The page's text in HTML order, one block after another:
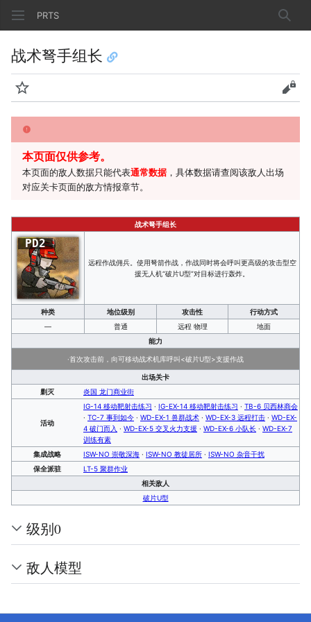
PRTS 搜索
战术弩手组长
监视 查看
本页面仅供参考。
本页面的敌人数据只能代表通常数据 ，具体数据请查阅该敌人出场
对应关卡页面的敌方情报章节。
战术弩手组长
PD2
远程作战佣兵。使用弩箭作战，作战同时将会呼叫更高级的攻击型空
援无人机“破片U型”对目标进行轰炸。
种类 地位级别 攻击性
行动方式
—
普通 远程 物理
地面
能力
·首次攻击前，向可移动战术机库呼叫<破片U型>支援作战
出场关卡
剿灭
炎国 龙门商业街
活动
IG-14 移动靶射击练习 · IG-EX-14 移动靶射击练习 · TB-6 贝西林商会
· TC-7 事到如今 · WD-EX-1 兽群战术 · WD-EX-3 远程打击 · WD-EX-
4 破门而入 · WD-EX-5 交叉火力支援 · WD-EX-6 小队长 · WD-EX-7
训练有素
集成战略
ISW-NO 崇敬深海 · ISW-NO 教徒居所 · ISW-NO 杂音干扰
保全派驻
LT-5 聚群作业
相关敌人
破片U型
级别0
敌人模型